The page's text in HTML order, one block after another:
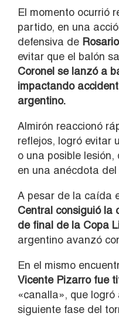
El momento ocurrió
partido, en una
defensiva de
evitar que el balón
Coronel se lanzó a
impactando
argentino.
Almirón reaccionó
reflejos, logró evitar
o una posible
en una anécdota del
A pesar de la caída
Central consiguió la
de final de la Copa
argentino avanzó
En el mismo
Vicente Pizarro fue
«canalla», que
siguiente fase del